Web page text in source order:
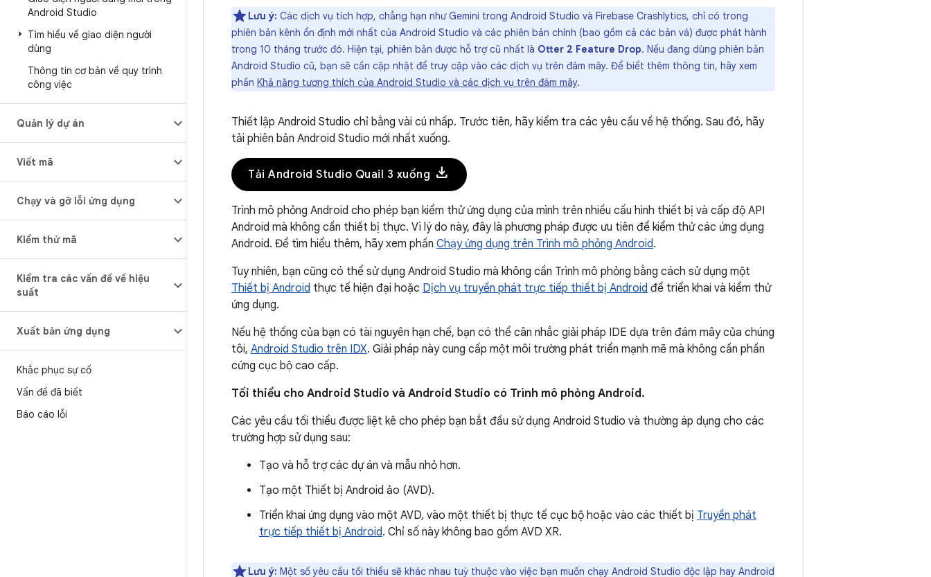
Android Studio
Tìm hiểu về giao diện người
dùng
Thông tin cơ bản về quy trình
công việc
Quản lý dự án
Viết mã
Chạy và gỡ lỗi ứng dụng
Kiểm thử mã
Kiểm tra các vấn đề về hiệu
suất
Xuất bản ứng dụng
Khắc phục sự cố
Vấn đề đã biết
Báo cáo lỗi
Lưu ý: Các dịch vụ tích hợp, chẳng hạn như Gemini trong Android Studio và Firebase Crashlytics, chỉ có trong
phiên bản kênh ổn định mới nhất của Android Studio và các phiên bản chính (bao gồm cả các bản vá) được phát hành
trong 10 tháng trước đó. Hiện tại, phiên bản được hỗ trợ cũ nhất là Otter 2 Feature Drop. Nếu đang dùng phiên bản
Android Studio cũ, bạn sẽ cần cập nhật để truy cập vào các dịch vụ trên đám mây. Để biết thêm thông tin, hãy xem
phần Khả năng tương thích của Android Studio và các dịch vụ trên đám mây.
Thiết lập Android Studio chỉ bằng vài cú nhấp. Trước tiên, hãy kiểm tra các yêu cầu về hệ thống. Sau đó, hãy
tải phiên bản Android Studio mới nhất xuống.
Tải Android Studio Quail 3 xuống download
Trình mô phỏng Android cho phép bạn kiểm thử ứng dụng của mình trên nhiều cấu hình thiết bị và cấp độ API
Android mà không cần thiết bị thực. Vì lý do này, đây là phương pháp được ưu tiên để kiểm thử các ứng dụng
Android. Để tìm hiểu thêm, hãy xem phần Chạy ứng dụng trên Trình mô phỏng Android.
Tuy nhiên, bạn cũng có thể sử dụng Android Studio mà không cần Trình mô phỏng bằng cách sử dụng một
Thiết bị Android thực tế hiện đại hoặc Dịch vụ truyền phát trực tiếp thiết bị Android để triển khai và kiểm thử
ứng dụng.
Nếu hệ thống của bạn có tài nguyên hạn chế, bạn có thể cân nhắc giải pháp IDE dựa trên đám mây của chúng
tôi, Android Studio trên IDX. Giải pháp này cung cấp một môi trường phát triển mạnh mẽ mà không cần phần
cứng cục bộ cao cấp.
Tối thiểu cho Android Studio và Android Studio có Trình mô phỏng Android.
Các yêu cầu tối thiểu được liệt kê cho phép bạn bắt đầu sử dụng Android Studio và thường áp dụng cho các
trường hợp sử dụng sau:
Tạo và hỗ trợ các dự án và mẫu nhỏ hơn.
Tạo một Thiết bị Android ảo (AVD).
Triển khai ứng dụng vào một AVD, vào một thiết bị thực tế cục bộ hoặc vào các thiết bị Truyền phát
trực tiếp thiết bị Android. Chỉ số này không bao gồm AVD XR.
Lưu ý: Một số yêu cầu tối thiểu sẽ khác nhau tuỳ thuộc vào việc bạn muốn chạy Android Studio độc lập hay Android